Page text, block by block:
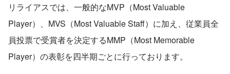
リライアスでは、一般的なMVP（Most Valuable
Player）、MVS（Most Valuable Staff）に加え、従業員全
員投票で受賞者を決定するMMP（Most Memorable
Player）の表彰を四半期ごとに行っております。